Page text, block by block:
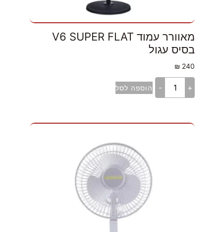
מאוורר עמוד V6 SUPER FLAT
בסיס עגול
240
₪
+
- הוספה לסל